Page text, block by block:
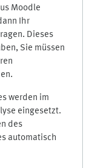
Moodle
Ihr
Dieses
Sie müssen
werden im
eingesetzt.
des
automatisch